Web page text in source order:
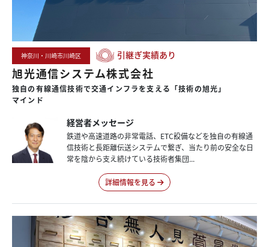
神奈川・川崎市川崎区 引継ぎ実績あり
旭光通信システム株式会社
独自の有線通信技術で交通インフラを支える 「技術の旭光」
マインド
経営者メッセージ
鉄道や高速道路の非常電話、ETC設備などを独自の有線通
信技術と長距離伝送システムで繋ぎ、当たり前の安全な日
常を陰から支え続けている技術者集団...
詳細情報を見る